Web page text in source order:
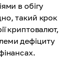
в обігу
такий крок
криптовалют,
дефіциту